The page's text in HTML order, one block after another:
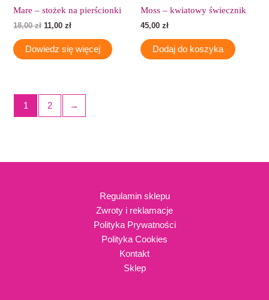
Mare – stożek na pierścionki
18,00zł 11,00zł
Dowiedz się więcej
Moss – kwiatowy świecznik
45,00 zł
Dodaj do koszyka
1 2 →
Regulamin sklepu
Zwroty i reklamacje
Polityka Prywatności
Polityka Cookies
Kontakt
Sklep